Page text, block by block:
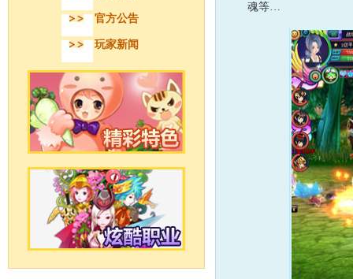
官方公告
玩家新闻
魂等…